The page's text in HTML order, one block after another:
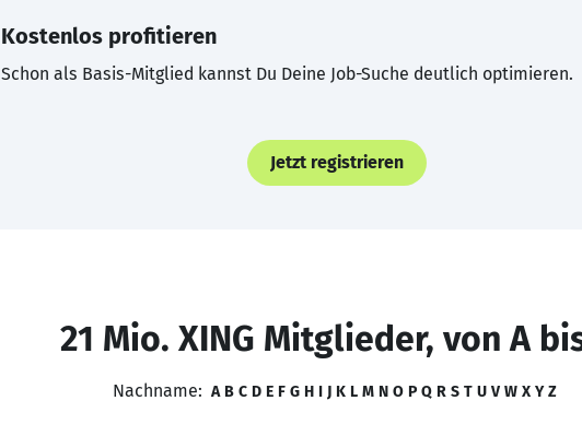
Kostenlos profitieren
Schon als Basis-Mitglied kannst Du Deine Job-Suche deutlich optimieren.
Jetzt registrieren
21 Mio. XING Mitglieder, von A
Nachname: A B C D E F G H I J K L M N O P Q R S T U V W X Y Z